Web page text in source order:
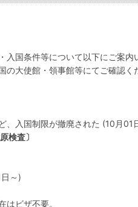
入国条件等について以下にご案内
の大使館・領事館等にてご確認く
、入国制限が撤廃された (10月01
検査〕
～)
ビザ不要。